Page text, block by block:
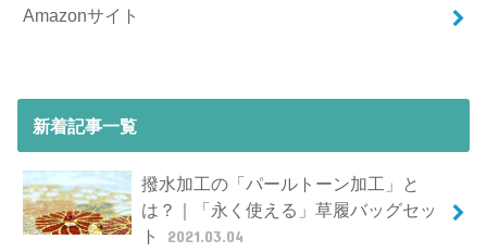
Amazonサイト
新着記事一覧
撥水加工の「パールトーン加工」と
は？｜「永く使える」草履バッグセッ
ト
2021.03.04